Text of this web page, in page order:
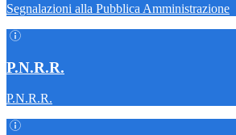
Segnalazioni alla Pubblica Amministrazione
P.N.R.R.
P.N.R.R.